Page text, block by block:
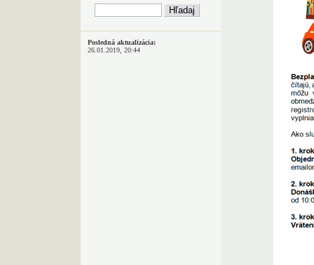
Posledná aktualizácia:
26.01.2019, 20:44